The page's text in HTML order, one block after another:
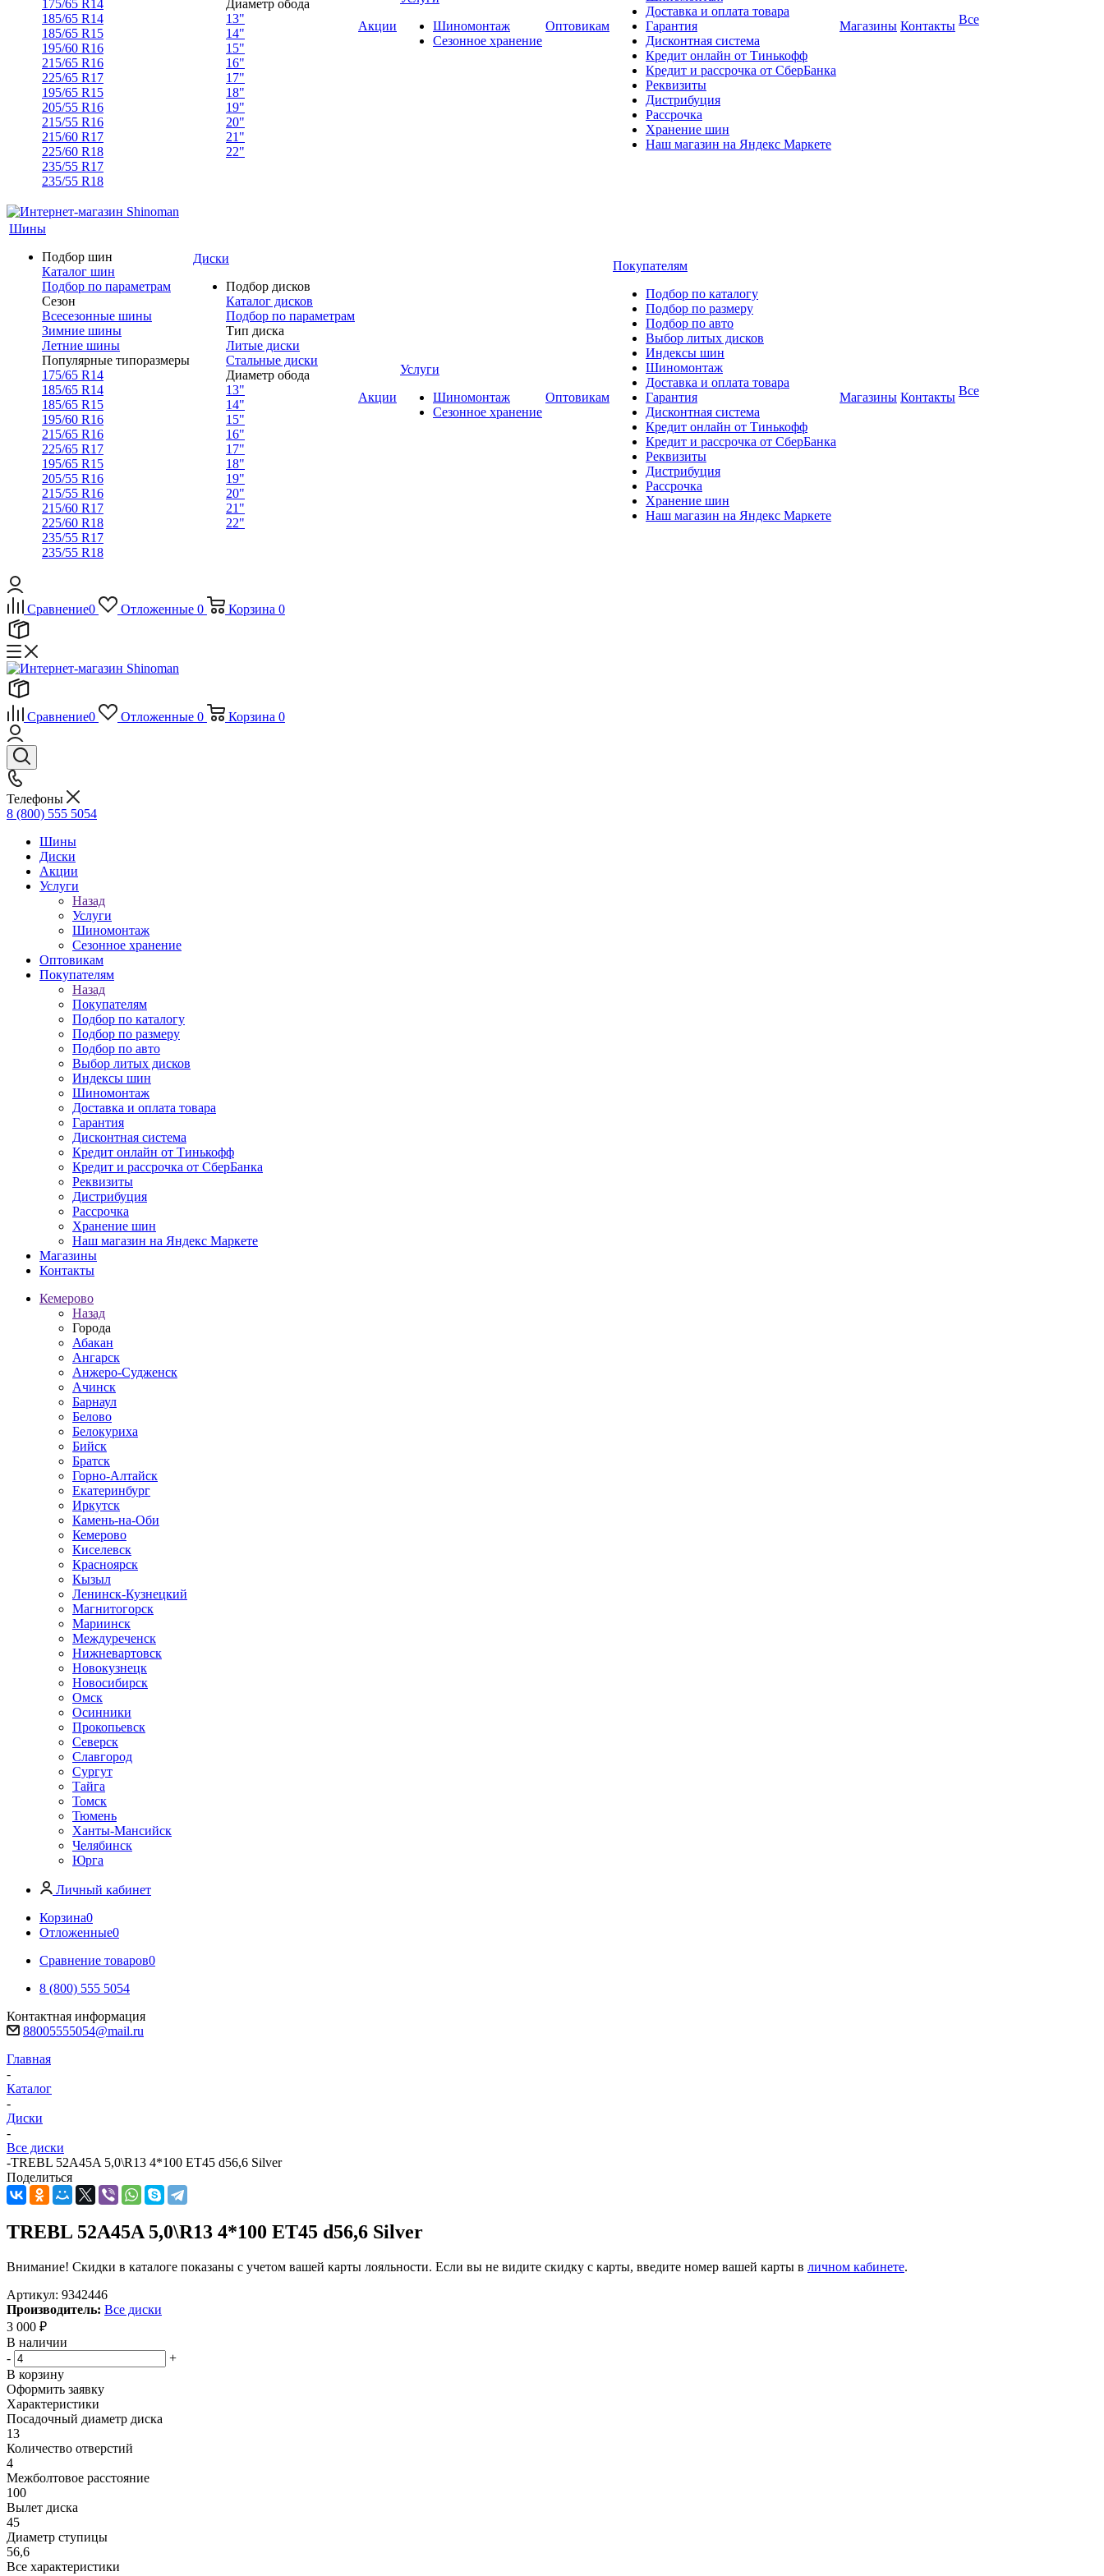
175/65 R14
185/65 R14
185/65 R15
195/60 R16
215/65 R16
225/65 R17
195/65 R15
205/55 R16
215/55 R16
215/60 R17
225/60 R18
235/55 R17
235/55 R18
Диаметр обода
13"
14"
15"
16"
17"
18"
19"
20"
21"
22"
Акции
Шиномонтаж
Сезонное хранение
Оптовикам
Доставка и оплата товара
Гарантия
Дисконтная система
Кредит онлайн от Тинькофф
Кредит и рассрочка от СберБанка
Реквизиты
Дистрибуция
Рассрочка
Хранение шин
Наш магазин на Яндекс Маркете
Магазины Контакты Все
Шины
Подбор шин
Каталог шин
Подбор по параметрам
Сезон
Всесезонные шины
Зимние шины
Летние шины
Популярные типоразмеры
175/65 R14
185/65 R14
185/65 R15
195/60 R16
215/65 R16
225/65 R17
195/65 R15
205/55 R16
215/55 R16
215/60 R17
225/60 R18
235/55 R17
235/55 R18
Диски
Подбор дисков
Каталог дисков
Подбор по параметрам
Тип диска
Литые диски
Стальные диски
Диаметр обода
13"
14"
15"
16"
17"
18"
19"
20"
21"
22"
Акции
Услуги
Шиномонтаж
Сезонное хранение
Оптовикам
Покупателям
Подбор по каталогу
Подбор по размеру
Подбор по авто
Выбор литых дисков
Индексы шин
Шиномонтаж
Доставка и оплата товара
Гарантия
Дисконтная система
Кредит онлайн от Тинькофф
Кредит и рассрочка от СберБанка
Реквизиты
Дистрибуция
Рассрочка
Хранение шин
Наш магазин на Яндекс Маркете
Магазины Контакты Все
Сравнение0 Отложенные 0 Корзина 0
Сравнение0 Отложенные 0 Корзина 0
Телефоны
8 (800) 555 5054
Шины
Диски
Акции
Услуги
Назад
Услуги
Шиномонтаж
Сезонное хранение
Оптовикам
Покупателям
Назад
Покупателям
Подбор по каталогу
Подбор по размеру
Подбор по авто
Выбор литых дисков
Индексы шин
Шиномонтаж
Доставка и оплата товара
Гарантия
Дисконтная система
Кредит онлайн от Тинькофф
Кредит и рассрочка от СберБанка
Реквизиты
Дистрибуция
Рассрочка
Хранение шин
Наш магазин на Яндекс Маркете
Магазины
Контакты
Кемерово
Назад
Города
Абакан
Ангарск
Анжеро-Судженск
Ачинск
Барнаул
Белово
Белокуриха
Бийск
Братск
Горно-Алтайск
Екатеринбург
Иркутск
Камень-на-Оби
Кемерово
Киселевск
Красноярск
Кызыл
Ленинск-Кузнецкий
Магнитогорск
Мариинск
Междуреченск
Нижневартовск
Новокузнецк
Новосибирск
Омск
Осинники
Прокопьевск
Северск
Славгород
Сургут
Тайга
Томск
Тюмень
Ханты-Мансийск
Челябинск
Юрга
Личный кабинет
Корзина0
Отложенные0
Сравнение товаров0
8 (800) 555 5054
Контактная информация
88005555054@mail.ru
Главная
-
Каталог
-
Диски
-
Все диски
-TREBL 52A45A 5,0\R13 4*100 ET45 d56,6 Silver
Поделиться
TREBL 52A45A 5,0\R13 4*100 ET45 d56,6 Silver
Внимание! Скидки в каталоге показаны с учетом вашей карты лояльности. Если вы не видите скидку с карты, введите номер вашей карты в личном кабинете.
Артикул: 9342446
Производитель: Все диски
3 000 ₽
В наличии
-
+
В корзину
Оформить заявку
Характеристики
Посадочный диаметр диска
13
Количество отверстий
4
Межболтовое расстояние
100
Вылет диска
45
Диаметр ступицы
56,6
Все характеристики